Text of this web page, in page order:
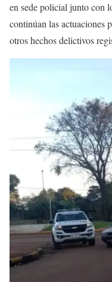
en sede policial junto con
continúan las actuaciones
otros hechos delictivos